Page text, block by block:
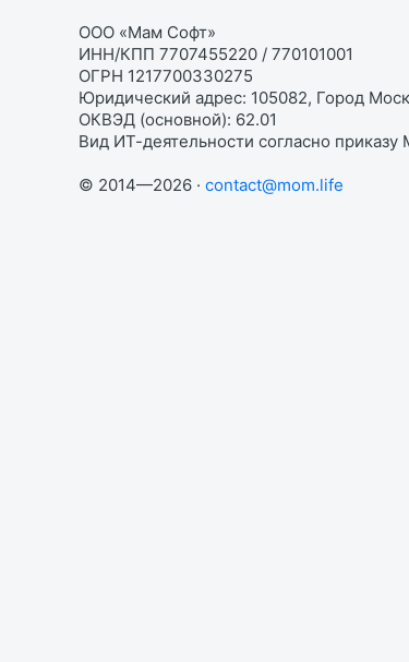
ООО «Мам Софт»
ИНН/КПП 7707455220 / 770101001
ОГРН 1217700330275
Юридический адрес: 105082, Город
ОКВЭД (основной): 62.01
Вид ИТ-деятельности согласно
© 2014—2026 · contact@mom.life